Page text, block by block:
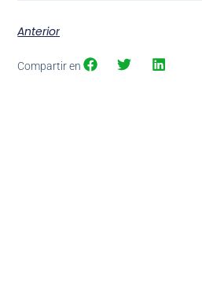
Anterior
Compartir en